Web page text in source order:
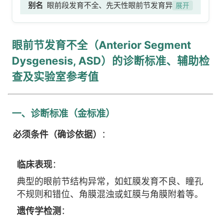
别名 眼前段发育不全、先天性眼前节发育异常、
展开
眼前节发育不全（Anterior Segment
Dysgenesis, ASD）的诊断标准、辅助检
查及实验室参考值
一、诊断标准（金标准）
必须条件（确诊依据） ：
临床表现：
典型的眼前节结构异常，如虹膜发育不良、瞳孔
不规则和错位、角膜混浊或虹膜与角膜附着等。
遗传学检测 ：